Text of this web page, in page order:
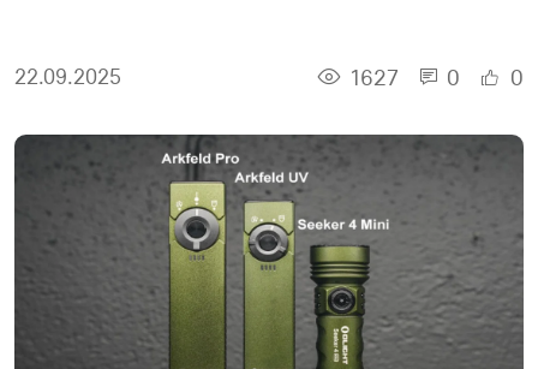
22.09.2025 1627 0 0